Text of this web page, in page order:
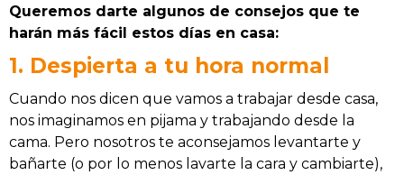
Queremos darte algunos de consejos que te
harán más fácil estos días en casa:
1. Despierta a tu hora normal
Cuando nos dicen que vamos a trabajar desde casa,
nos imaginamos en pijama y trabajando desde la
cama. Pero nosotros te aconsejamos levantarte y
bañarte (o por lo menos lavarte la cara y cambiarte),